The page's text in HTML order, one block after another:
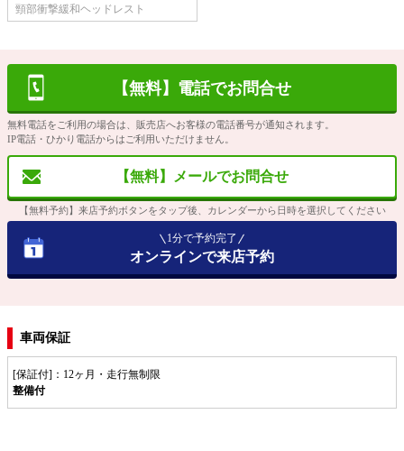
頸部衝撃緩和ヘッドレスト
【無料】電話でお問合せ
無料電話をご利用の場合は、販売店へお客様の電話番号が通知されます。
IP電話・ひかり電話からはご利用いただけません。
【無料】メールでお問合せ
【無料予約】来店予約ボタンをタップ後、カレンダーから日時を選択してください
1分で予約完了
オンラインで来店予約
車両保証
[保証付]：12ヶ月・走行無制限
整備付